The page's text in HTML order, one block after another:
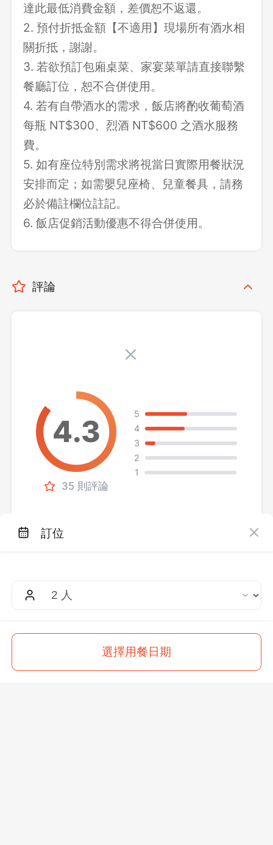
達此最低消費金額，差價恕不返還。
2. 預付折抵金額【不適用】現場所有酒水相
關折抵，謝謝。
3. 若欲預訂包廂桌菜、家宴菜單請直接聯繫
餐廳訂位，恕不合併使用。
4. 若有自帶酒水的需求，飯店將酌收葡萄酒
每瓶 NT$300、烈酒 NT$600 之酒水服務
費。
5. 如有座位特別需求將視當日實際用餐狀況
安排而定；如需嬰兒座椅、兒童餐具，請務
必於備註欄位註記。
6. 飯店促銷活動優惠不得合併使用。
評論
35 則評論
5
4
3
2
1
訂位
選擇用餐日期
500 起
常見問題 服務條款
餐廳合作
EZPARTY 饗饗 旭集
饗食天堂